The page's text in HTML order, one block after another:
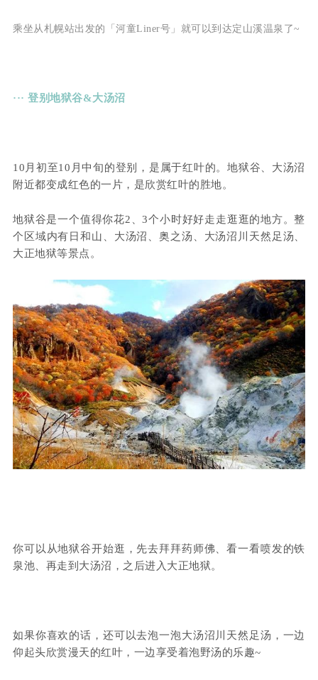
乘坐从札幌站出发的「河童Liner号」就可以到达定山溪温泉了~
··· 登别地狱谷&大汤沼
10月初至10月中旬的登别，是属于红叶的。地狱谷、大汤沼
附近都变成红色的一片，是欣赏红叶的胜地。
地狱谷是一个值得你花2、3个小时好好走走逛逛的地方。整
个区域内有日和山、大汤沼、奥之汤、大汤沼川天然足汤、
大正地狱等景点。
你可以从地狱谷开始逛，先去拜拜药师佛、看一看喷发的铁
泉池、再走到大汤沼，之后进入大正地狱。
如果你喜欢的话，还可以去泡一泡大汤沼川天然足汤，一边
仰起头欣赏漫天的红叶，一边享受着泡野汤的乐趣~